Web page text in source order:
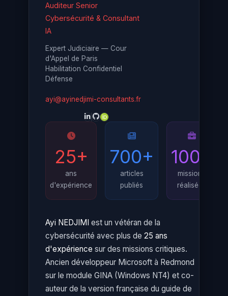
Auditeur Senior
Cybersécurité & Consultant
IA
Expert Judiciaire — Cour
d'Appel de Paris
Habilitation Confidentiel
Défense
ayi@ayinedjimi-consultants.fr
25+
ans
d'expérience
700+
articles
publiés
100+
missions
réalisées
Ayi NEDJIMI est un vétéran de la
cybersécurité avec plus de 25 ans
d'expérience sur des missions critiques.
Ancien développeur Microsoft à Redmond
sur le module GINA (Windows NT4) et co-
auteur de la version française du guide de